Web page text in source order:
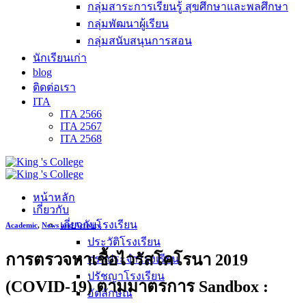
กลุ่มสาระการเรียนรู้ สุขศึกษาและพลศึกษา
กลุ่มพัฒนาผู้เรียน
กลุ่มสนับสนุนการสอน
นักเรียนเก่า
blog
ติดต่อเรา
ITA
ITA 2566
ITA 2567
ITA 2568
หน้าหลัก
เกี่ยวกับ
เกี่ยวกับโรงเรียน
ประวัติโรงเรียน
ตราประจำโรงเรียน
ปรัชญาโรงเรียน
อัตลักษณ์
Academic, News and Activity
การตรวจหาเชื้อไวรัสโคโรนา 2019
(COVID-19) ตามมาตรการ Sandbox :